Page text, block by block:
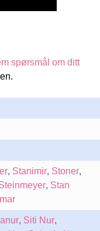
spørsmål om ditt
, Stanimir, Stoner,
, Stan
, Siti Nur,